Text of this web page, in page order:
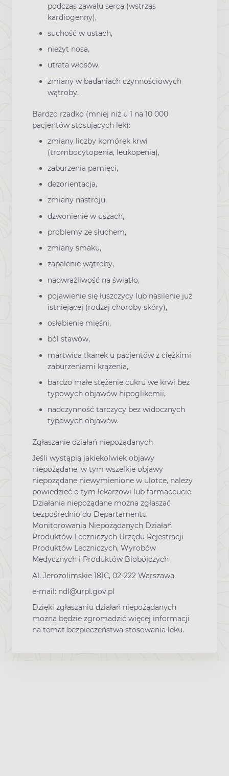
podczas zawału serca (wstrząs
kardiogenny),
suchość w ustach,
nieżyt nosa,
utrata włosów,
zmiany w badaniach czynnościowych
wątroby.
Bardzo rzadko (mniej niż u 1 na 10 000
pacjentów stosujących lek):
zmiany liczby komórek krwi
(trombocytopenia, leukopenia),
zaburzenia pamięci,
dezorientacja,
zmiany nastroju,
dzwonienie w uszach,
problemy ze słuchem,
zmiany smaku,
zapalenie wątroby,
nadwrażliwość na światło,
pojawienie się łuszczycy lub nasilenie już
istniejącej (rodzaj choroby skóry),
osłabienie mięśni,
ból stawów,
martwica tkanek u pacjentów z ciężkimi
zaburzeniami krążenia,
bardzo małe stężenie cukru we krwi bez
typowych objawów hipoglikemii,
nadczynność tarczycy bez widocznych
typowych objawów.
Zgłaszanie działań niepożądanych
Jeśli wystąpią jakiekolwiek objawy
niepożądane, w tym wszelkie objawy
niepożądane niewymienione w ulotce, należy
powiedzieć o tym lekarzowi lub farmaceucie.
Działania niepożądane można zgłaszać
bezpośrednio do Departamentu
Monitorowania Niepożądanych Działań
Produktów Leczniczych Urzędu Rejestracji
Produktów Leczniczych, Wyrobów
Medycznych i Produktów Biobójczych
Al. Jerozolimskie 181C, 02-222 Warszawa
e-mail: ndl@urpl.gov.pl
Dzięki zgłaszaniu działań niepożądanych
można będzie zgromadzić więcej informacji
na temat bezpieczeństwa stosowania leku.